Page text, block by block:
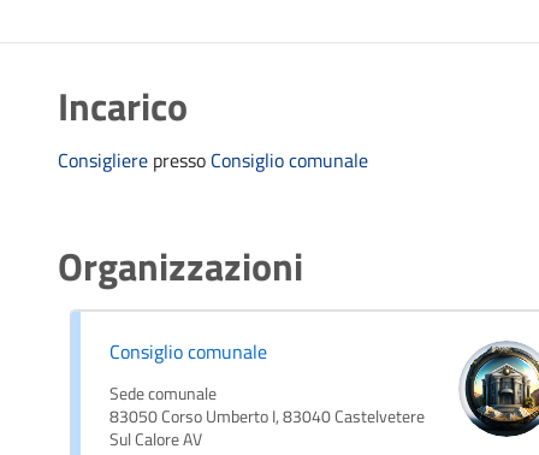
Incarico
Consigliere presso Consiglio comunale
Organizzazioni
Consiglio comunale
Sede comunale
83050 Corso Umberto I, 83040 Castelvetere
Sul Calore AV